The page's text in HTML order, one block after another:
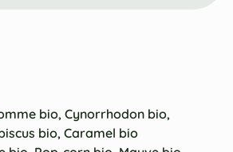
bio, Cynorrhodon bio,
bio, Caramel bio